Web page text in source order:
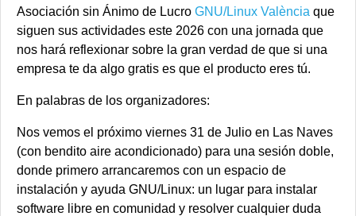
Asociación sin Ánimo de Lucro GNU/Linux València que
siguen sus actividades este 2026 con una jornada que
nos hará reflexionar sobre la gran verdad de que si una
empresa te da algo gratis es que el producto eres tú.
En palabras de los organizadores:
Nos vemos el próximo viernes 31 de Julio en Las Naves
(con bendito aire acondicionado) para una sesión doble,
donde primero arrancaremos con un espacio de
instalación y ayuda GNU/Linux: un lugar para instalar
software libre en comunidad y resolver cualquier duda